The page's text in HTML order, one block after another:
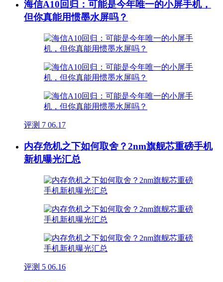
海信A10回归：可能是今年唯一的小屏手机，
但你真能用惯墨水屏吗？
评测 7 06.17
内存危机之下如何取舍？2nm旗舰芯重磅手机
新机曝光汇总
评测 5 06.16